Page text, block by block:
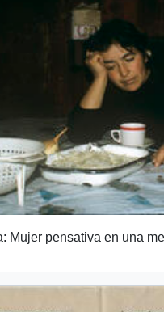
Mujer pensativa en una